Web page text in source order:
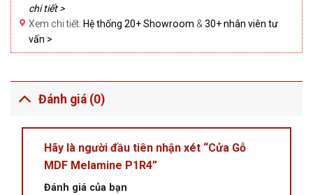
chi tiết >
Xem chi tiết: Hệ thống 20+ Showroom & 30+ nhân viên tư
vấn >
Đánh giá (0)
Hãy là người đầu tiên nhận xét “Cửa Gỗ
MDF Melamine P1R4”
Đánh giá của bạn